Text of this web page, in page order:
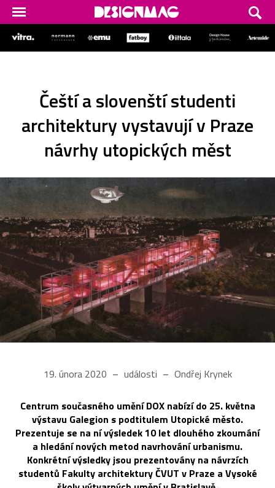
Čeští a slovenští studenti
architektury vystavují v Praze
návrhy utopických měst
19. února 2020 události Ondřej Krynek
Centrum současného umění DOX nabízí do 25. května
výstavu Galegion s podtitulem Utopické město.
Prezentuje se na ní výsledek 10 let dlouhého zkoumání
a hledání nových metod navrhování urbanismu.
Konkrétní výsledky jsou prezentovány na návrzích
studentů Fakulty architektury ČVUT v Praze a Vysoké